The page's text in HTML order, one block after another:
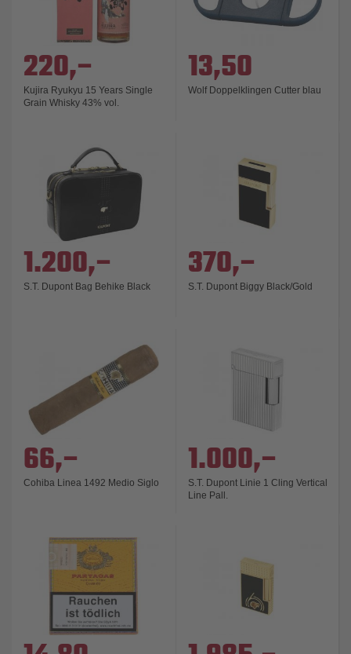
220,–
Kujira Ryukyu 15 Years Single
Grain Whisky 43% vol.
13,50
Wolf Doppelklingen Cutter blau
1.200,–
S.T. Dupont Bag Behike Black 370,–
S.T. Dupont Biggy Black/Gold
66,–
Cohiba Linea 1492 Medio Siglo 1.000,–
S.T. Dupont Linie 1 Cling Vertical
Line Pall.